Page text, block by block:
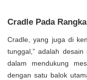
Cradle Pada
Cradle, yang juga di
tunggal,” adalah
dalam mendukung
dengan satu balok